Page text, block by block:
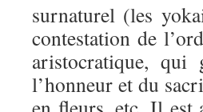
surnaturel (les
contestation de
aristocratique,
l’honneur et du